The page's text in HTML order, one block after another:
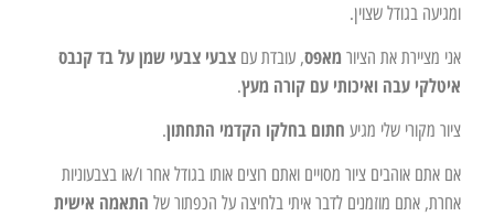
ומגיעה בגודל שצוין.
אני מציירת את הציור מאפס, עובדת עם צבעי צבעי שמן על בד קנבס
איטלקי עבה ואיכותי עם קורה מעץ.
ציור מקורי שלי מגיע חתום בחלקו הקדמי התחתון.
אם אתם אוהבים ציור מסויים ואתם רוצים אותו בגודל אחר ו/או בצבעוניות
אחרת, אתם מוזמנים לדבר איתי בלחיצה על הכפתור של התאמה אישית